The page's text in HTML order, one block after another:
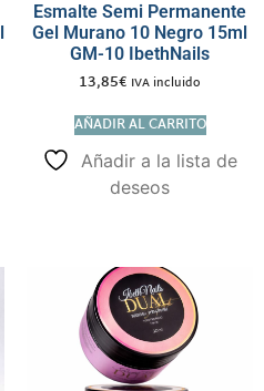
Esmalte Semi Permanente
Gel Murano 10 Negro 15ml
GM-10 IbethNails
13,85€ IVA incluido
AÑADIR AL CARRITO
Añadir a la lista de
deseos